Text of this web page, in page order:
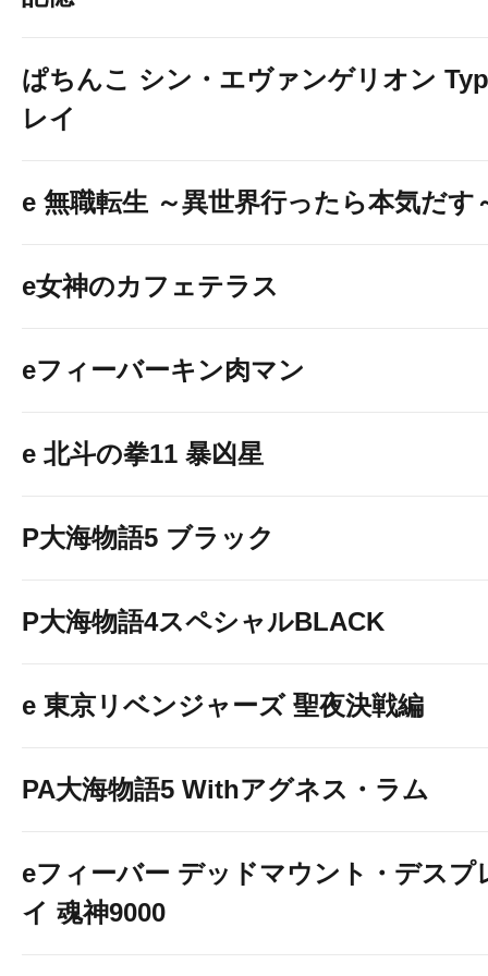
ぱちんこ シン・エヴァンゲリオン
レイ
e 無職転生 ～異世界行ったら本気だす
e女神のカフェテラス
eフィーバーキン肉マン
e 北斗の拳11 暴凶星
P大海物語5 ブラック
P大海物語4スペシャルBLACK
e 東京リベンジャーズ 聖夜決戦編
PA大海物語5 Withアグネス・ラム
eフィーバー デッドマウント・デスプ
イ 魂神9000